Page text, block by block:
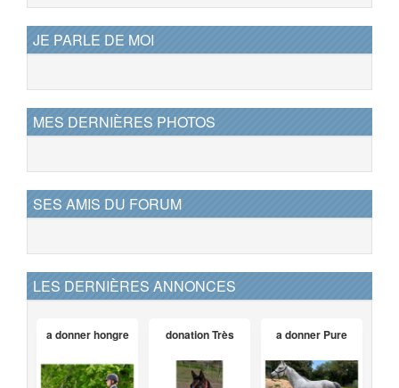
JE PARLE DE MOI
MES DERNIÈRES PHOTOS
SES AMIS DU FORUM
LES DERNIÈRES ANNONCES
a donner hongre donation Très a donner Pure